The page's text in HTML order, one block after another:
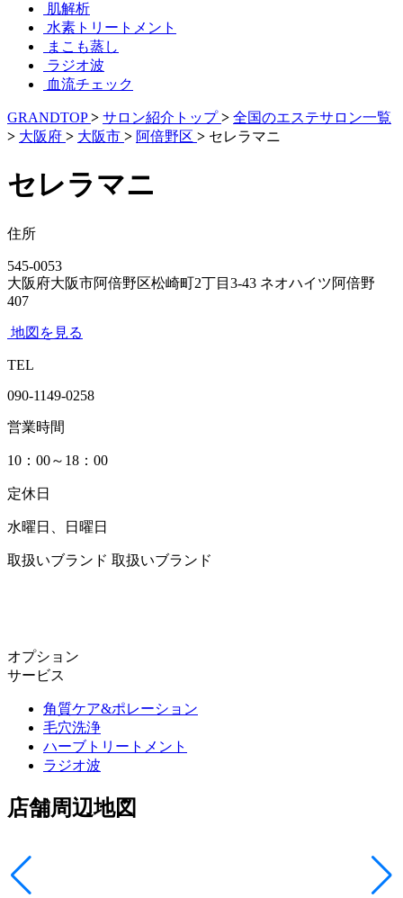
肌解析
水素トリートメント
まこも蒸し
ラジオ波
血流チェック
GRANDTOP > サロン紹介トップ > 全国のエステサロン一覧
> 大阪府 > 大阪市 > 阿倍野区 > セレラマニ
セレラマニ
住所
545-0053
大阪府大阪市阿倍野区松崎町2丁目3-43 ネオハイツ阿倍野
407
地図を見る
TEL
090-1149-0258
営業時間
10：00～18：00
定休日
水曜日、日曜日
取扱いブランド 取扱いブランド
オプション
サービス
角質ケア&ポレーション
毛穴洗浄
ハーブトリートメント
ラジオ波
店舗周辺地図